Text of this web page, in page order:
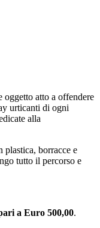
atto a offendere
urticanti di ogni
alla
borracce e
tutto il percorso e
a Euro 500,00.